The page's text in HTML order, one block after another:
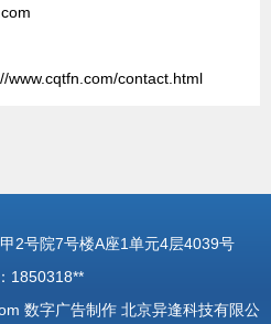
www.cqtfn.com/contact.html
2号院7号楼A座1单元4层4039号
1850318**
数字广告制作 北京异逢科技有限公